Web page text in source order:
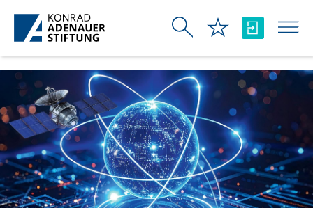
Skip to Main Content